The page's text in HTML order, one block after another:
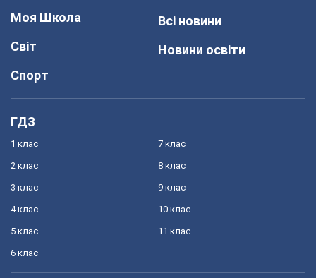
Моя Школа
Світ
Спорт
Всі новини
Новини освіти
ГДЗ
1 клас
2 клас
3 клас
4 клас
5 клас
6 клас
7 клас
8 клас
9 клас
10 клас
11 клас